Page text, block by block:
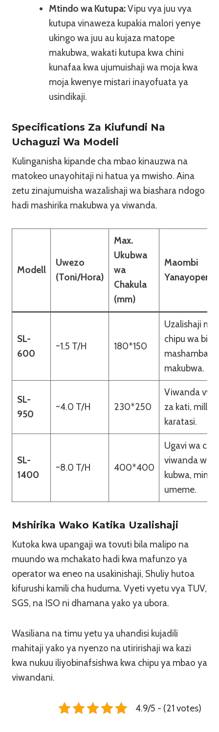
Mtindo wa Kutupa:Vipu vya juu vya
kutupa vinaweza kupakia malori yenye
ukingo wa juu au kujaza matope
makubwa, wakati kutupa kwa chini
kunafaa kwa ujumuishaji wa moja kwa
moja kwenye mistari inayofuata ya
usindikaji.
Specifications Za Kiufundi Na
Uchaguzi Wa Modeli
Kulinganisha kipande cha mbao kinauzwa na
matokeo unayohitaji ni hatua ya mwisho. Aina
zetu zinajumuisha wazalishaji wa biashara ndogo
hadi mashirika makubwa ya viwanda.
Modell
Uwezo
(Toni/Hora)
Max.
Ukubwa
wa
Chakula
(mm)
Maombi
SL-
600
~1.5 T/H 180*150
Uzalishaji
chipu wa
mashamba
makubwa.
SL-
950
~4.0 T/H 230*250
Viwanda vya
za kati, mill za
karatasi.
SL-
1400
~8.0 T/H 400*400
Ugavi wa
viwanda wa
kubwa,
umeme.
Mshirika Wako Katika Uzalishaji
Kutoka kwa upangaji wa tovuti bila malipo na
muundo wa mchakato hadi kwa mafunzo ya
operator wa eneo na usakinishaji, Shuliy hutoa
kifurushi kamili cha huduma. Vyeti vyetu vya TUV,
SGS, na ISO ni dhamana yako ya ubora.
Wasiliana na timu yetu ya uhandisi kujadili
mahitaji yako ya nyenzo na utiririshaji wa kazi
kwa nukuu iliyobinafsishwa kwa chipu ya mbao ya
viwandani.
4.9/5 - (21 votes)